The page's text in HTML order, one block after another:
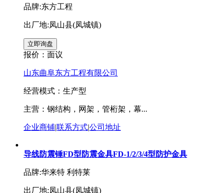
品牌:东方工程
出厂地:凤山县(凤城镇)
报价： 面议
山东曲阜东方工程有限公司
经营模式：生产型
主营：钢结构，网架，管桁架，幕...
企业商铺|联系方式|公司地址
导线防震锤FD型防震金具FD-1/2/3/4型防护金具
品牌:华来特 利特莱
出厂地:凤山县(凤城镇)